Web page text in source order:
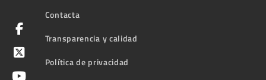
Contacta
Transparencia y calidad
Política de privacidad